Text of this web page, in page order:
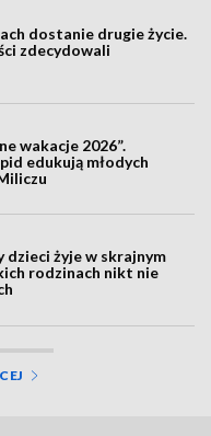
dostanie drugie życie.
zdecydowali
wakacje 2026”.
edukują młodych
dzieci żyje w skrajnym
rodzinach nikt nie